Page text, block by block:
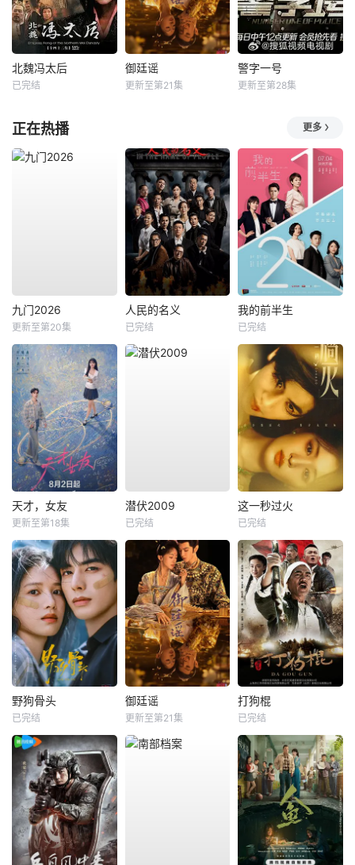
北魏冯太后
已完结
御廷谣
更新至第21集
警字一号
更新至第28集
正在热播 更多
九门2026
更新至第20集
人民的名义
已完结
我的前半生
已完结
天才，女友
更新至第18集
潜伏2009
已完结
这一秒过火
已完结
野狗骨头
已完结
御廷谣
更新至第21集
打狗棍
已完结